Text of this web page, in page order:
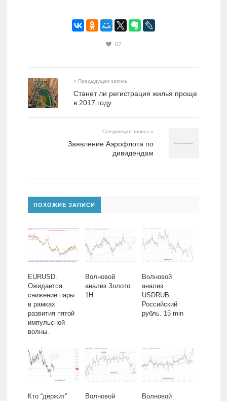
62
« Предыдущая запись
Станет ли регистрация жилья проще
в 2017 году
Следующая запись »
Заявление Аэрофлота по
дивидендам
ПОХОЖИЕ ЗАПИСИ
EURUSD.
Ожидается
снижение пары
в рамках
развития пятой
импульсной
волны.
Волновой
анализ Золото.
1H.
Волновой
анализ
USDRUB.
Российский
рубль. 15 min
Кто “держит”
Волновой
Волновой